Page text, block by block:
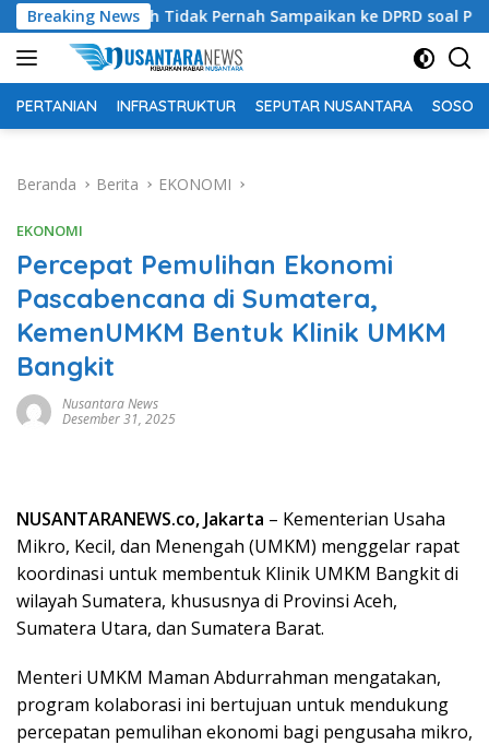
Langsung
ke
konten
Breaking News
Tidak Pernah Sampaikan ke DPRD soal Peternakan
PERTANIAN INFRASTRUKTUR SEPUTAR NUSANTARA SOSOK
Beranda Berita EKONOMI
EKONOMI
Percepat Pemulihan Ekonomi
Pascabencana di Sumatera,
KemenUMKM Bentuk Klinik UMKM
Bangkit
Nusantara News
Desember 31, 2025
NUSANTARANEWS.co, Jakarta – Kementerian Usaha
Mikro, Kecil, dan Menengah (UMKM) menggelar rapat
koordinasi untuk membentuk Klinik UMKM Bangkit di
wilayah Sumatera, khususnya di Provinsi Aceh,
Sumatera Utara, dan Sumatera Barat.
Menteri UMKM Maman Abdurrahman mengatakan,
program kolaborasi ini bertujuan untuk mendukung
percepatan pemulihan ekonomi bagi pengusaha mikro,